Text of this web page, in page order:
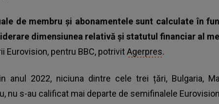
de membru și abonamentele sunt calculate în
dimensiunea relativă și statutul financiar al
Eurovision, pentru BBC, potrivitAgerpres.
anul 2022, niciuna dintre cele trei țări, Bulgaria,
nu s-au calificat mai departe de semifinalele